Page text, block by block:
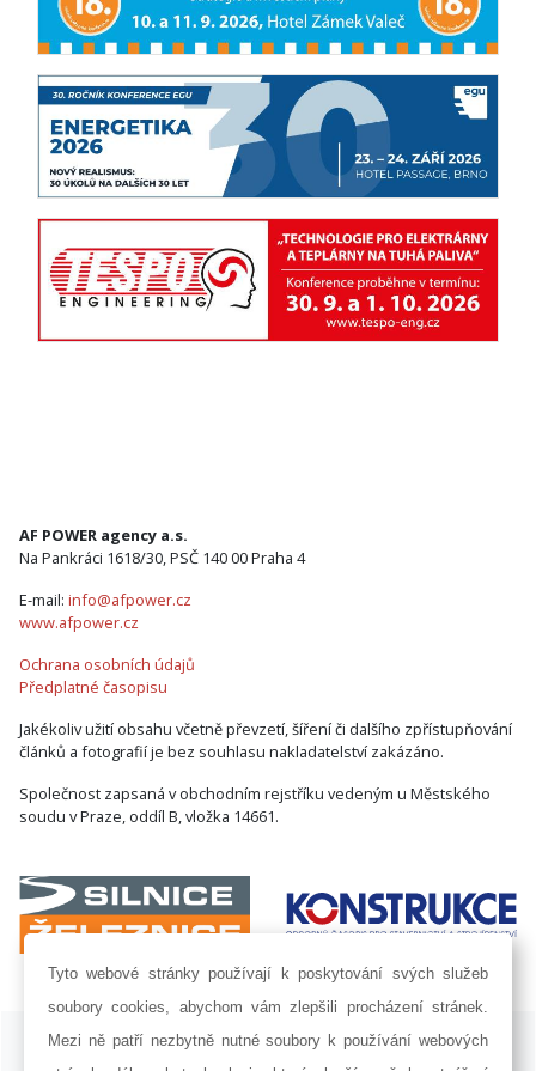
AF POWER agency a.s.
Na Pankráci 1618/30, PSČ 140 00 Praha 4
E-mail: info@afpower.cz
www.afpower.cz
Ochrana osobních údajů
Předplatné časopisu
Jakékoliv užití obsahu včetně převzetí, šíření či dalšího zpřístupňování
článků a fotografií je bez souhlasu nakladatelství zakázáno.
Společnost zapsaná v obchodním rejstříku vedeným u Městského
soudu v Praze, oddíl B, vložka 14661.
ISSN 1802-8535 © 2009 - 2026 AF POWER agency a.s. |
Nastavení
Tyto webové stránky používají k poskytování svých služeb
soubory cookies, abychom vám zlepšili procházení stránek.
Mezi ně patří nezbytně nutné soubory k používání webových